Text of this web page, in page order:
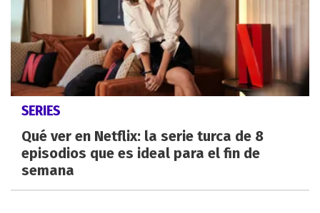
SERIES
Qué ver en Netflix: la serie turca de 8
episodios que es ideal para el fin de
semana